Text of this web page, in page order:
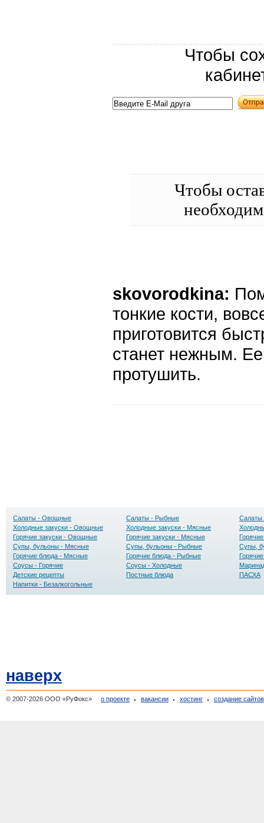
Чтобы
Чтобы
skovorodkina:
тонкие кости,
приготовится
станет нежным.
протушить.
Салаты - Овощные Салаты - Рыбные
Салаты
Холодные закуски - Овощные
Холодные закуски - Мясные
Горячие закуски - Овощные
Горячие закуски - Мясные
Супы, бульоны - Мясные
Супы, бульоны - Рыбные
Супы,
Горячие блюда - Мясные
Горячие блюда - Рыбные
Соусы - Горячие
Соусы - Холодные
Детские рецепты
Постные блюда
ПАСХА
Напитки - Безалкогольные
наверх
© 2007-2026 ООО «РуФокс» о проекте вакансии хостинг создание сайтов